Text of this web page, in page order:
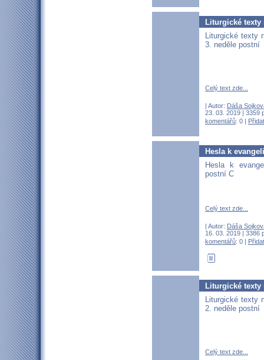
Liturgické texty
Liturgické texty
3. neděle postní
Celý text zde...
| Autor: Dáša
23. 03. 2019 | 3359
komentářů: 0 |
Hesla k
Hesla k
postní C
Celý text zde...
| Autor: Dáša
16. 03. 2019 | 3386
komentářů: 0 |
Liturgické texty
Liturgické texty
2. neděle postní
Celý text zde...